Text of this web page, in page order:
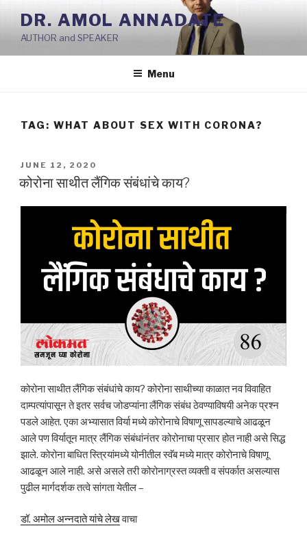
Skip
content
DR. AMOL ANNADATE
AUTHOR and SPEAKER
Menu
TAG: WHAT ABOUT SEX WITH CORONA?
POSTED
ON
JUNE 12, 2020
कोरोना साथीत लैंगिक संबंधांचे काय?
कोरोना साथीत लैंगिक संबंधांचे काय? कोरोना साथीच्या काळात नव विवाहित
दाम्पत्यांपासून ते इतर सर्वच जोडप्यांना लैंगिक संबंध ठेवण्याविषयी अनेक प्रश्न
पडले आहेत. एका अभ्यासात विर्या मध्ये कोरोनाचे विषाणू सापडल्याचे आढळून
आले पण विर्यातून मात्र लैंगिक संबंधांनंतर कोरोनाचा प्रसार होत नाही असे सिद्ध
झाले. कोरोना बाधित स्त्रियांमध्ये योनीतील स्वॅब मध्ये मात्र कोरोनाचे विषाणू
आढळून आले नाही. असे असले तरी कोरोनाग्रस्त व्यक्ती व संपर्कात असल्यास
पुढील मार्गदर्शक तत्वे सांगता येतील –
डॉ. अमोल अन्नदाते यांचे लेखवाचा